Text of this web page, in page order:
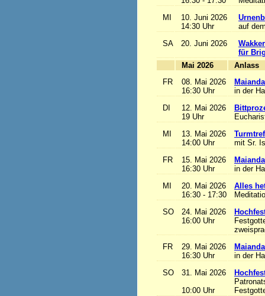
MI
10. Juni 2026
14:30 Uhr
auf
SA
20. Juni 2026
für
Mai 2026
FR
08. Mai 2026
16:30 Uhr
in der
DI
12. Mai 2026
19 Uhr
MI
13. Mai 2026
14:00 Uhr
mit Sr.
FR
15. Mai 2026
16:30 Uhr
in der
MI
20. Mai 2026
16:30 - 17:30
Alles
SO
24. Mai 2026
16:00 Uhr
FR
29. Mai 2026
16:30 Uhr
in der
SO
31. Mai 2026
10:00 Uhr